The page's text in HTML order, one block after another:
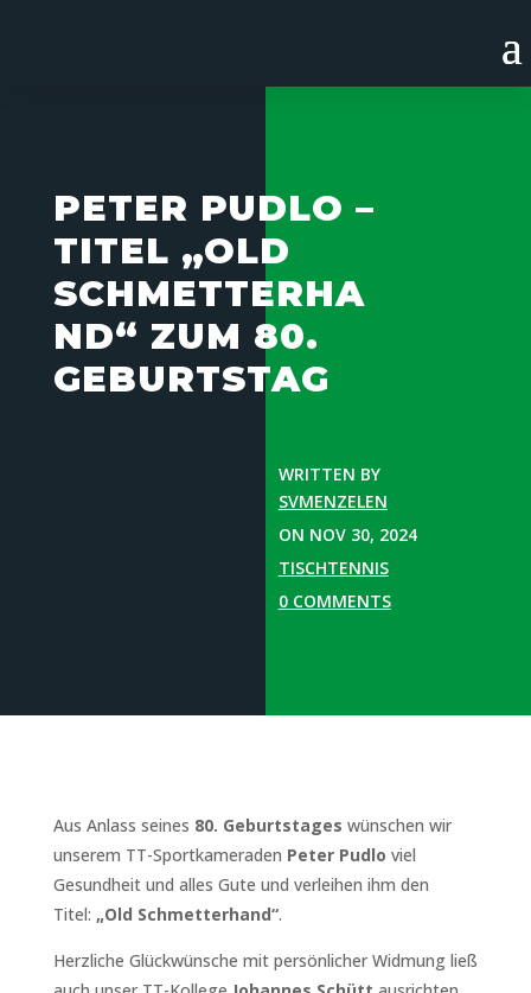
PETER PUDLO –
TITEL „OLD
SCHMETTERHA
ND“ ZUM 80.
GEBURTSTAG
WRITTEN BY
SVMENZELEN
ON NOV 30, 2024
TISCHTENNIS
0 COMMENTS
Aus Anlass seines 80. Geburtstages wünschen wir
unserem TT-Sportkameraden Peter Pudlo viel
Gesundheit und alles Gute und verleihen ihm den
Titel: „Old Schmetterhand“.
Herzliche Glückwünsche mit persönlicher Widmung ließ